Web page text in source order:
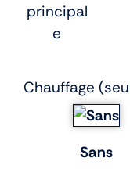
principal
e
Chauffage
Sans